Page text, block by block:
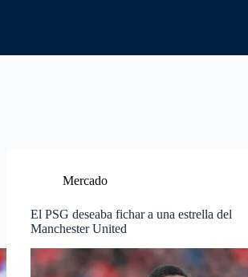
Mercado
El PSG deseaba fichar a una estrella del
Manchester United